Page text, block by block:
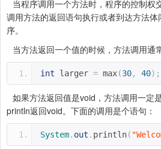
当程序调用一个方法时，程序的控制权
调用方法的返回语句执行或者到达方法
序。
当方法返回一个值的时候，方法调用通
int larger = max(30, 40);
如果方法返回值是void，方法调用一定
println返回void。下面的调用是个语句：
System. out . println(